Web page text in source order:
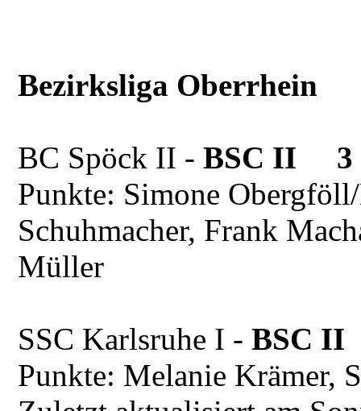
Bezirksliga Oberrhein
BC Spöck II -BSC II 3
Punkte: Simone
Schuhmacher, Frank
Müller
SSC Karlsruhe I -BSC
Punkte: Melanie Krämer,